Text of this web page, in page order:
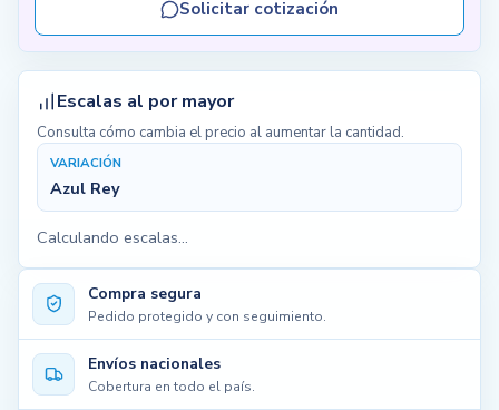
Compra segura
Pedido protegido y con seguimiento.
Envíos nacionales
Cobertura en todo el país.
Solicitar cotización
Escalas al por mayor
Consulta cómo cambia el precio al aumentar la cantidad.
VARIACIÓN
Azul Rey
Calculando escalas...